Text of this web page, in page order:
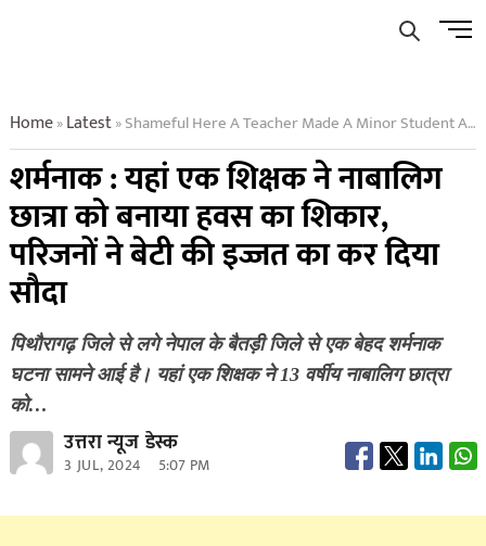
Menu
Home»Latest»Shameful Here A Teacher Made A Minor Student A Victim Of His Lust The Family Sold The Honor Of Their Daughter
शर्मनाक : यहां एक शिक्षक ने नाबालिग
छात्रा को बनाया हवस का शिकार,
परिजनों ने बेटी की इज्जत का कर दिया
सौदा
पिथौरागढ़ जिले से लगे नेपाल के बैतड़ी जिले से एक बेहद शर्मनाक
घटना सामने आई है। यहां एक शिक्षक ने 13 वर्षीय नाबालिग छात्रा
को…
उत्तरा न्यूज डेस्क
3 JUL, 2024 5:07 PM